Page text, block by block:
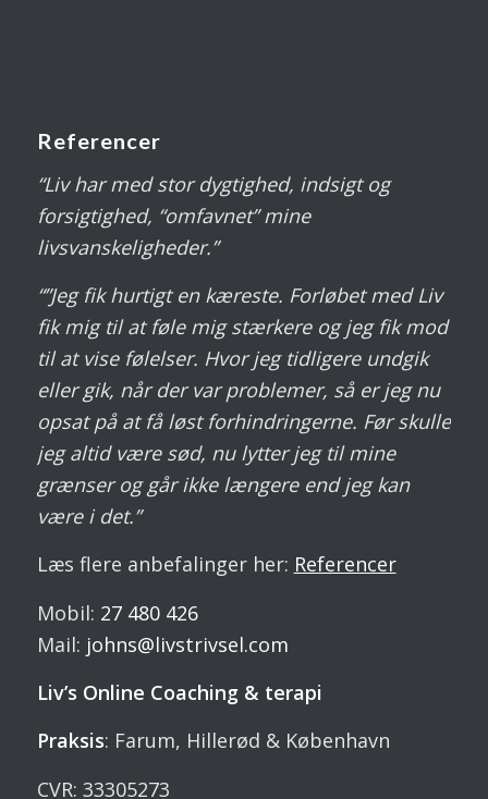
Referencer
“Liv har med stor dygtighed, indsigt og
forsigtighed, “omfavnet” mine
livsvanskeligheder.”
“”Jeg fik hurtigt en kæreste. Forløbet med Liv
fik mig til at føle mig stærkere og jeg fik mod
til at vise følelser. Hvor jeg tidligere undgik
eller gik, når der var problemer, så er jeg nu
opsat på at få løst forhindringerne. Før skulle
jeg altid være sød, nu lytter jeg til mine
grænser og går ikke længere end jeg kan
være i det.”
Læs flere anbefalinger her: Referencer
Mobil: 27 480 426
Mail: johns@livstrivsel.com
Liv’s Online Coaching & terapi
Praksis: Farum, Hillerød & København
CVR: 33305273